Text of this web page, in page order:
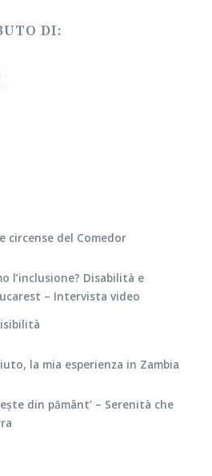
DI:
circense del Comedor
l’inclusione? Disabilità e
– Intervista video
la mia esperienza in Zambia
din pământ’ – Serenità che